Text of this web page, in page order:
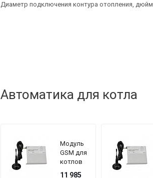
Диаметр подключения контура отопления, дюйм
Автоматика для котла
Модуль
GSM для
котлов
ZOTA
11 985